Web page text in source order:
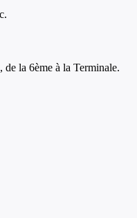
la 6ème à la Terminale.